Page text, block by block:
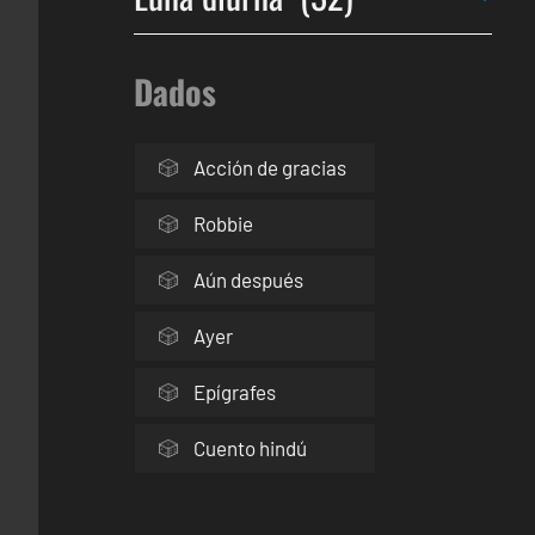
Dados
Acción de gracias
Robbie
Aún después
Ayer
Epígrafes
Cuento hindú